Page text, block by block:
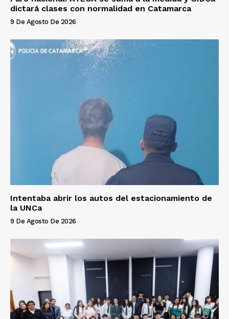
dictará clases con normalidad en Catamarca
9 De Agosto De 2026
Intentaba abrir los autos del estacionamiento de
la UNCa
9 De Agosto De 2026